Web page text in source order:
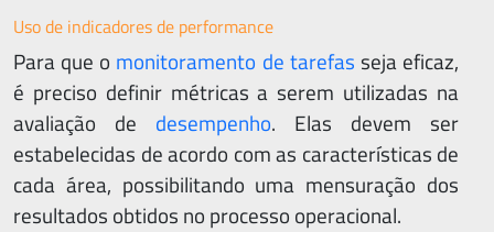
Uso de indicadores de performance
Para que o monitoramento de tarefas seja eficaz,
é preciso definir métricas a serem utilizadas na
avaliação de desempenho. Elas devem ser
estabelecidas de acordo com as características de
cada área, possibilitando uma mensuração dos
resultados obtidos no processo operacional.